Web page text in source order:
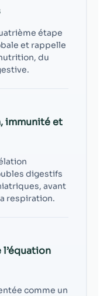
étape
et rappelle
du
immunité et
digestifs
avant
respiration.
l’équation
comme un